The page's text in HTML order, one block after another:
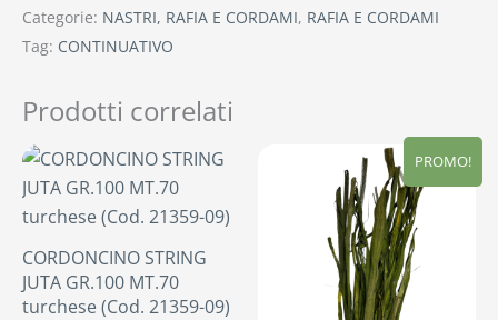
Categorie: NASTRI, RAFIA E CORDAMI, RAFIA E CORDAMI
Tag: CONTINUATIVO
Prodotti correlati
CORDONCINO STRING
JUTA GR.100 MT.70
turchese (Cod. 21359-09)
PROMO!